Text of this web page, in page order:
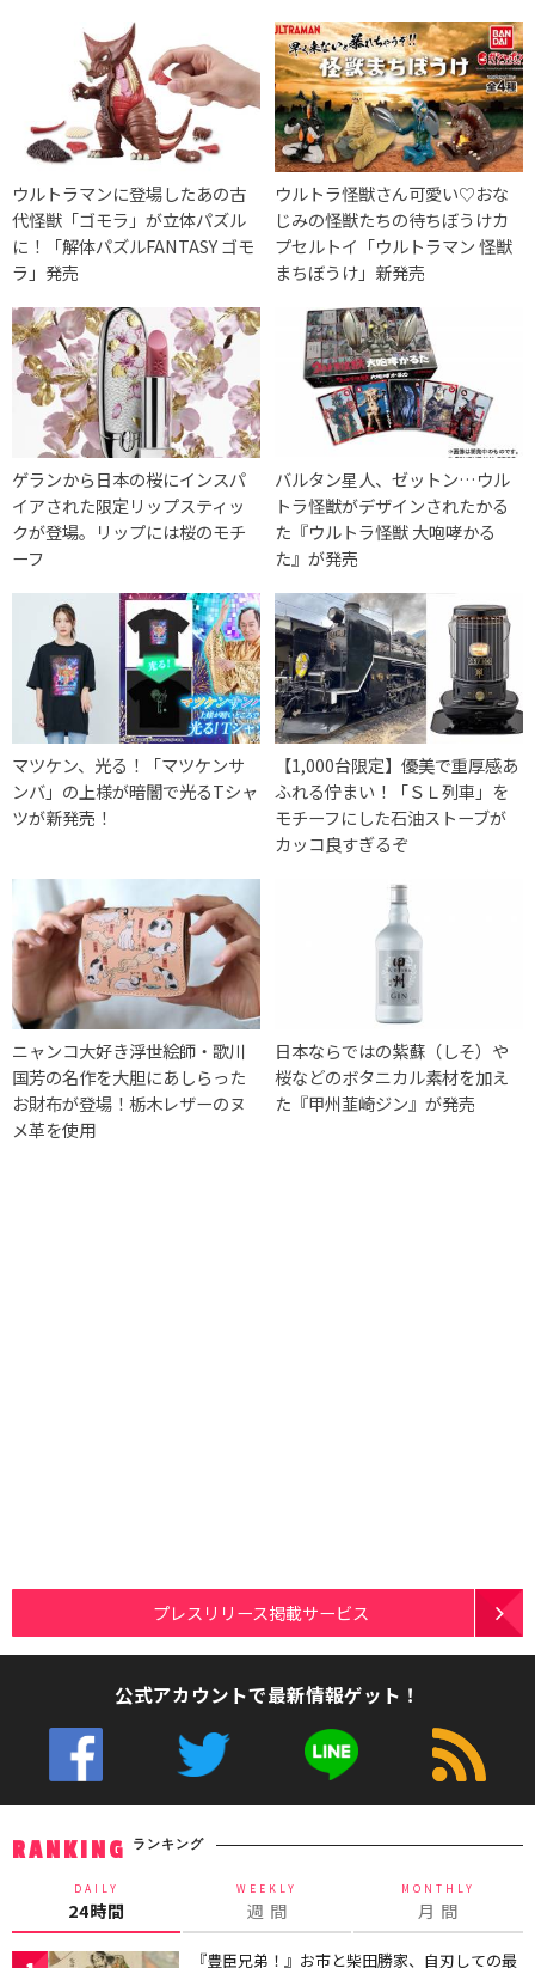
ウルトラマンに登場したあの古
代怪獣「ゴモラ」が立体パズル
に！「解体パズルFANTASY ゴモ
ラ」発売
ウルトラ怪獣さん可愛い♡おな
じみの怪獣たちの待ちぼうけカ
プセルトイ「ウルトラマン 怪獣
まちぼうけ」新発売
ゲランから日本の桜にインスパ
イアされた限定リップスティッ
クが登場。リップには桜のモチ
ーフ
バルタン星人、ゼットン…ウル
トラ怪獣がデザインされたかる
た『ウルトラ怪獣 大咆哮かる
た』が発売
マツケン、光る！「マツケンサ
ンバ」の上様が暗闇で光るTシャ
ツが新発売！
【1,000台限定】優美で重厚感あ
ふれる佇まい！「ＳＬ列車」を
モチーフにした石油ストーブが
カッコ良すぎるぞ
ニャンコ大好き浮世絵師・歌川
国芳の名作を大胆にあしらった
お財布が登場！栃木レザーのヌ
メ革を使用
日本ならではの紫蘇（しそ）や
桜などのボタニカル素材を加え
た『甲州韮崎ジン』が発売
プレスリリース掲載サービス
公式アカウントで最新情報ゲット！
RANKING ランキング
DAILY
24時間
WEEKLY
週 間
MONTHLY
月 間
『豊臣兄弟！』お市と柴田勝家、自刃しての最